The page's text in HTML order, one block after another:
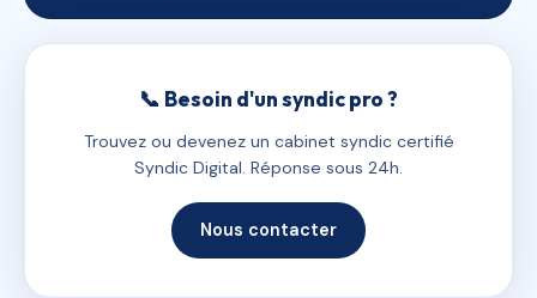
📞 Besoin d'un syndic pro ?
Trouvez ou devenez un cabinet syndic certifié
Syndic Digital. Réponse sous 24h.
Nous contacter